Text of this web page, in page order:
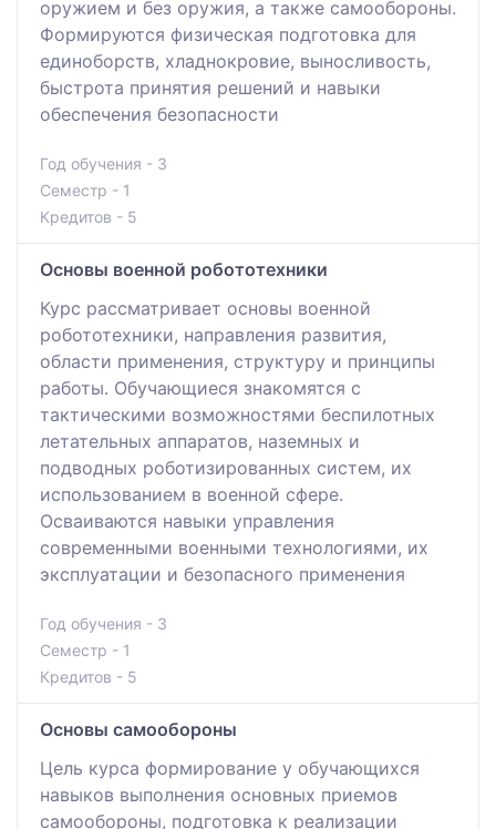
оружием и без оружия, а также самообороны.
Формируются физическая подготовка для
единоборств, хладнокровие, выносливость,
быстрота принятия решений и навыки
обеспечения безопасности
Год обучения - 3
Семестр - 1
Кредитов - 5
Основы военной робототехники
Курс рассматривает основы военной
робототехники, направления развития,
области применения, структуру и принципы
работы. Обучающиеся знакомятся с
тактическими возможностями беспилотных
летательных аппаратов, наземных и
подводных роботизированных систем, их
использованием в военной сфере.
Осваиваются навыки управления
современными военными технологиями, их
эксплуатации и безопасного применения
Год обучения - 3
Семестр - 1
Кредитов - 5
Основы самообороны
Цель курса формирование у обучающихся
навыков выполнения основных приемов
самообороны, подготовка к реализации